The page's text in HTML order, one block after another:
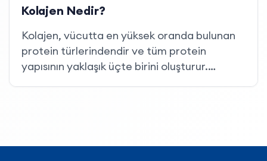
Kolajen Nedir?
Kolajen, vücutta en yüksek oranda bulunan
protein türlerindendir ve tüm protein
yapısının yaklaşık üçte birini oluşturur.
asitlerinin birleşmesiyle oluşur. Bir yapı